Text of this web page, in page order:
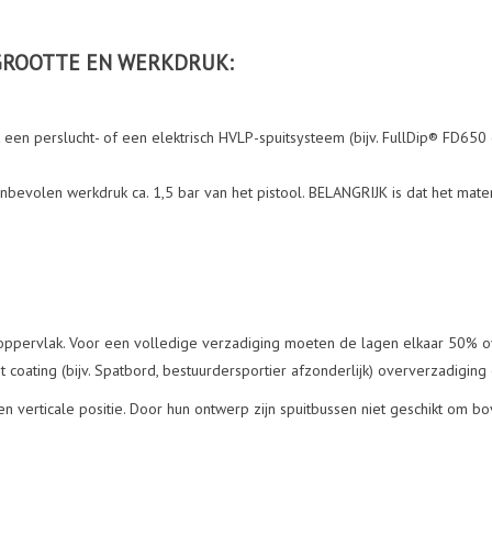
EN WERKDRUK:
perslucht- of een elektrisch HVLP-spuitsysteem (bijv. FullDip®
werkdruk ca. 1,5 bar van het pistool. BELANGRIJK is dat het
Voor een volledige verzadiging moeten de lagen elkaar 50%
coating (bijv. Spatbord, bestuurdersportier afzonderlijk)
verticale positie. Door hun ontwerp zijn spuitbussen niet geschikt om